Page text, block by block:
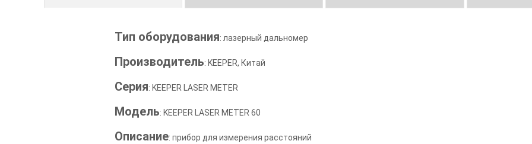
Тип оборудования: лазерный дальномер
Производитель: KEEPER, Китай
Серия: KEEPER LASER METER
Модель: KEEPER LASER METER 60
Описание: прибор для измерения расстояний